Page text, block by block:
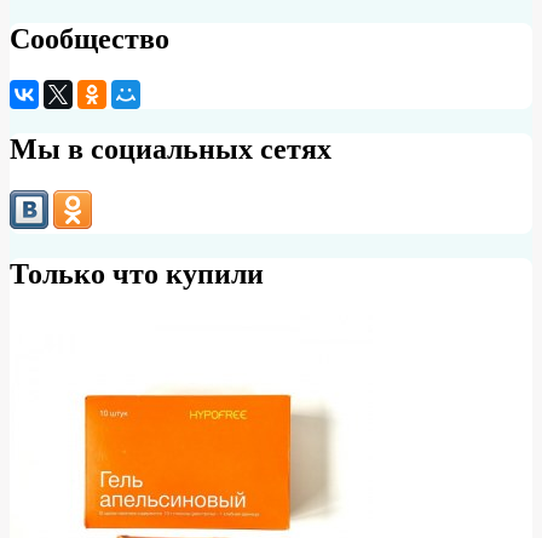
Сообщество
Мы в социальных сетях
Только что купили